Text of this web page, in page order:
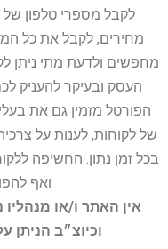
לקבל מספרי טלפון של
מחירים, לקבל את כל
מחפשים ולדעת מתי ניתן
העסק ובעיקר להעניק
הפורטל מזמין גם את
של לקוחות, לענות על
בכל זמן נתון. החשיפה
ואף
אין האתר ו/או
וכיוצ״ב הניתן